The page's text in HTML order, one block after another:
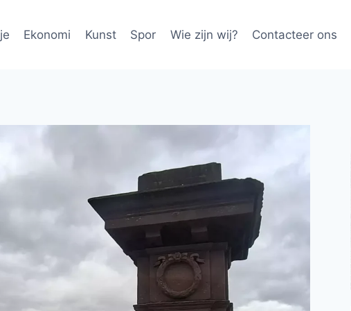
Ekonomi Kunst Spor Wie zijn wij? Contacteer ons